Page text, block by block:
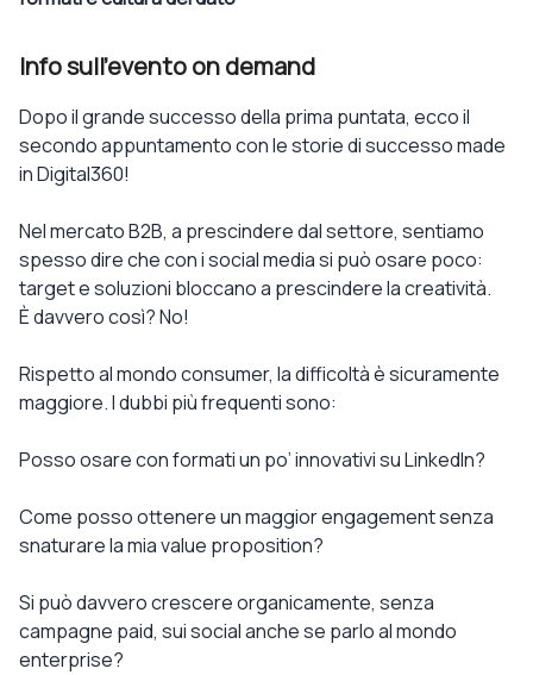
Info sull'evento on demand
Dopo il grande successo della prima puntata, ecco il
secondo appuntamento con le storie di successo made
in Digital360!
Nel mercato B2B, a prescindere dal settore, sentiamo
spesso dire che con i social media si può osare poco:
target e soluzioni bloccano a prescindere la creatività.
È davvero così? No!
Rispetto al mondo consumer, la difficoltà è sicuramente
maggiore. I dubbi più frequenti sono:
Posso osare con formati un po’ innovativi su LinkedIn?
Come posso ottenere un maggior engagement senza
snaturare la mia value proposition?
Si può davvero crescere organicamente, senza
campagne paid, sui social anche se parlo al mondo
enterprise?